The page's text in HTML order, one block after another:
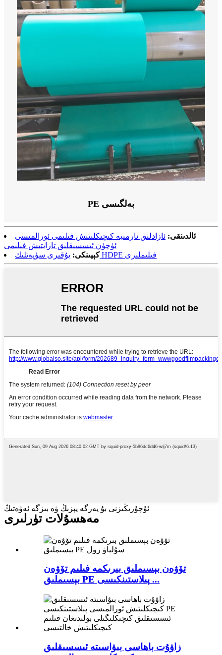
PE بەلگىسى
ئالدىنقى: ئازادلىق ئارمىيە كىچىكلىتىش فىلىمى ئورالمىسى
ئۈچۈن ئىسسىقلىق تارايتىش فىلىمى
كېيىنكى:
يۇقىرى سۈپەتلىك HDPE فىلىملىرى
ئۇچۇرىڭىزنى بۇ يەرگە يېزىڭ ۋە بىزگە ئەۋەتىڭ
مەھسۇلات تۈرلىرى
تۆۋەن بېسىملىق بىرىكمە فىلىم تۆۋەن
بېسىملىق PE پىلاستىنكىسى ...
زاۋۇت باھاسى بىۋاسىتە ئىسسىقلىق